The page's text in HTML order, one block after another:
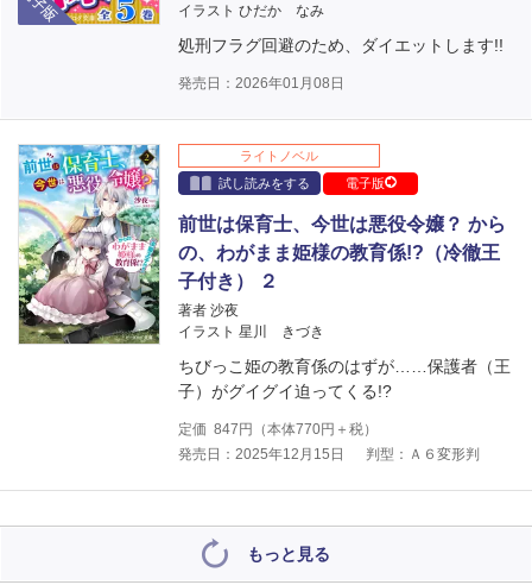
イラスト ひだか なみ
処刑フラグ回避のため、ダイエットします!!
発売日：2026年01月08日
ライトノベル
試し読みをする
電子版
前世は保育士、今世は悪役令嬢？ から
の、わがまま姫様の教育係!?（冷徹王
子付き） ２
著者 沙夜
イラスト 星川 きづき
ちびっこ姫の教育係のはずが……保護者（王
子）がグイグイ迫ってくる!?
定価 847 円（本体770円＋税）
発売日：2025年12月15日
判型：Ａ６変形判
もっと見る